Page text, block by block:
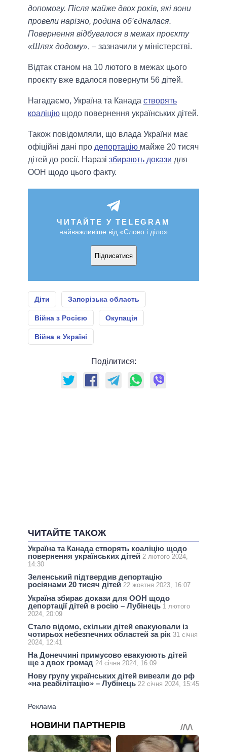
допомогу. Після майже двох років, які вони
провели нарізно, родина об’єдналася.
Повернення відбувалося в межах проєкту
«Шлях додому», – зазначили у міністерстві.
Відтак станом на 10 лютого в межах цього
проєкту вже вдалося повернути 56 дітей.
Нагадаємо, Україна та Канада створять
коаліцію щодо повернення українських дітей.
Також повідомляли, що влада України має
офіційні дані про депортацію майже 20 тисяч
дітей до росії. Наразі збирають докази для
ООН щодо цього факту.
ЧИТАЙТЕ У TELEGRAM
найважливіше від «Слово і діло»
Підписатися
Діти Запорізька область
Війна з Росією Окупація
Війна в Україні
Поділитися:
ЧИТАЙТЕ ТАКОЖ
Україна та Канада створять коаліцію щодо
повернення українських дітей 2 лютого 2024,
14:30
Зеленський підтвердив депортацію
росіянами 20 тисяч дітей 22 жовтня 2023, 16:07
Україна збирає докази для ООН щодо
депортації дітей в росію – Лубінець 1 лютого
2024, 20:09
Стало відомо, скільки дітей евакуювали із
чотирьох небезпечних областей за рік 31 січня
2024, 12:41
На Донеччині примусово евакуюють дітей
ще з двох громад 24 січня 2024, 16:09
Нову групу українських дітей вивезли до рф
«на реабілітацію» – Лубінець 22 січня 2024, 15:45